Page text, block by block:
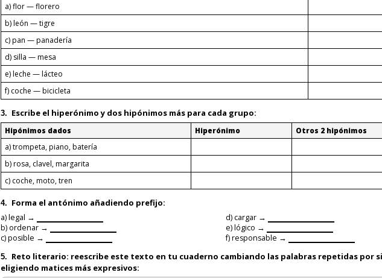
a) flor — florero
b) león — tigre
c) pan — panadería
d) silla — mesa
e) leche — lácteo
f) coche — bicicleta
3. Escribe el hiperónimoy dos hipónimos más para cada grupo:
Hipónimos dados Hiperónimo Otros 2 hipónimos
a) trompeta, piano, batería
b) rosa, clavel, margarita
c) coche, moto, tren
4. Forma el antónimo añadiendo prefijo:
a) legal →
b) ordenar →
c) posible →
d) cargar →
e) lógico →
f) responsable →
5. Reto literario: reescribe este texto en tu cuaderno cambiando las palabras repetidas por
eligiendo matices más expresivos: